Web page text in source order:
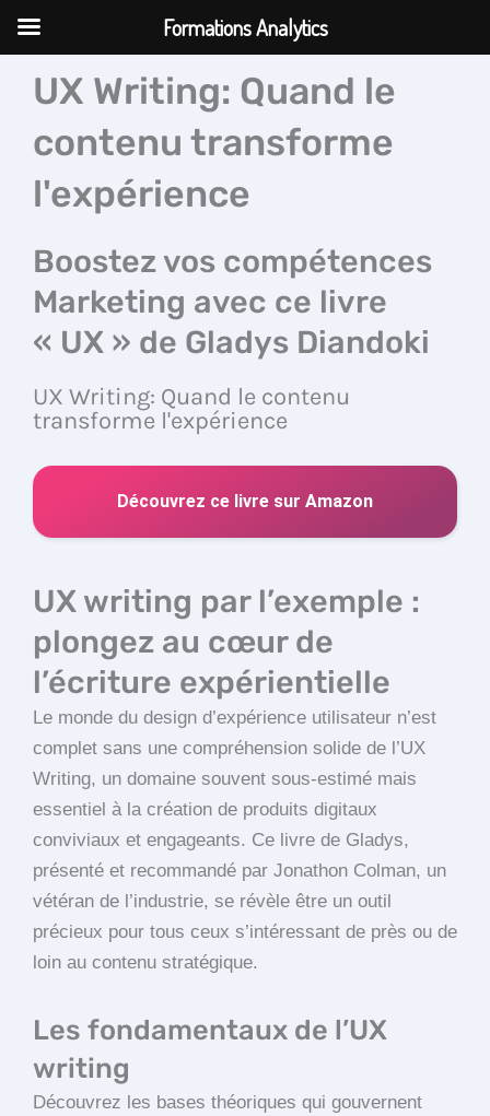
Aller
contenuUX Writing: Quand le
contenu transforme
l'expérience
Boostez vos compétences
Marketing avec ce livre
« UX » de Gladys Diandoki
UX Writing: Quand le contenu
transforme l'expérience
Découvrez ce livre sur Amazon
UX writing par l’exemple :
plongez au cœur de
l’écriture expérientielle
Le monde du design d’expérience utilisateur n’est
complet sans une compréhension solide de l’UX
Writing, un domaine souvent sous-estimé mais
essentiel à la création de produits digitaux
conviviaux et engageants. Ce livre de Gladys,
présenté et recommandé par Jonathon Colman, un
vétéran de l’industrie, se révèle être un outil
précieux pour tous ceux s’intéressant de près ou de
loin au contenu stratégique.
Les fondamentaux de l’UX
writing
Découvrez les bases théoriques qui gouvernent
Formations Analytics